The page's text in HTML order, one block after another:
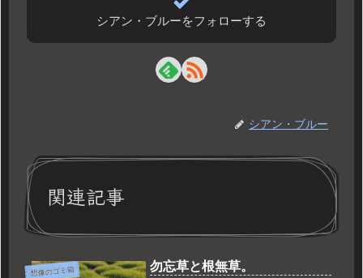
シアン・ブルーをフォローする
シアン・ブルー
関連記事
想像のゴミ箱 勿忘草と根無草。